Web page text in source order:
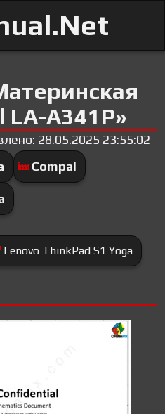
LA-A341P»
28.05.2025 23:55:02
Compal
Lenovo ThinkPad S1 Yoga